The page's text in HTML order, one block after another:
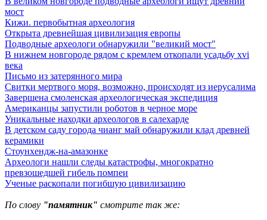
мост
Кижи. первобытная археология
Открыта древнейшая цивилизация европы
Подводные археологи обнаружили "великий мост"
В нижнем новгороде рядом с кремлем откопали усадьбу xvi
века
Письмо из затерянного мира
Свитки мертвого моря, возможно, происходят из иерусалима
Завершена смоленская археологическая экспедиция
Американцы запустили роботов в черное море
Уникальные находки археологов в салехарде
В детском саду города чианг май обнаружили клад древней
керамики
Стоунхендж-на-амазонке
Археологи нашли следы катастрофы, многократно
превзошедшей гибель помпеи
Ученые раскопали погибшую цивилизацию
По слову "памятник" смотрите так же: